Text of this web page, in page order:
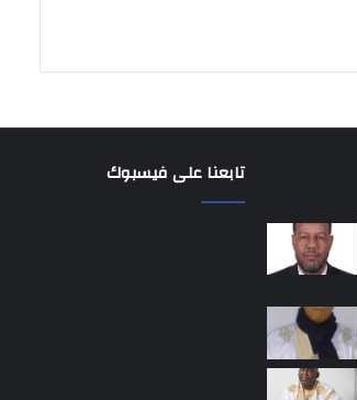
تابعنا على فيسبوك